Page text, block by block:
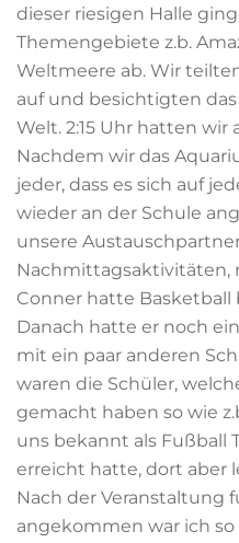
dieser riesigen Halle
Themengebiete z.b.
Weltmeere ab. Wir
auf und besichtigten
Welt. 2:15 Uhr hatten wir
Nachdem wir das
jeder, dass es sich auf
wieder an der Schule
unsere
Nachmittagsaktivitäten,
Conner hatte Basketball
Danach hatte er noch
mit ein paar anderen
waren die Schüler,
gemacht haben so wie
uns bekannt als Fußball
erreicht hatte, dort aber
Nach der Veranstaltung
angekommen war ich